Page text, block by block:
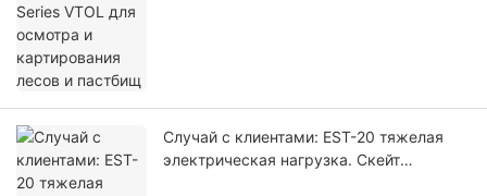
Случай с клиентами: EST-20 тяжелая
электрическая нагрузка. Скейт